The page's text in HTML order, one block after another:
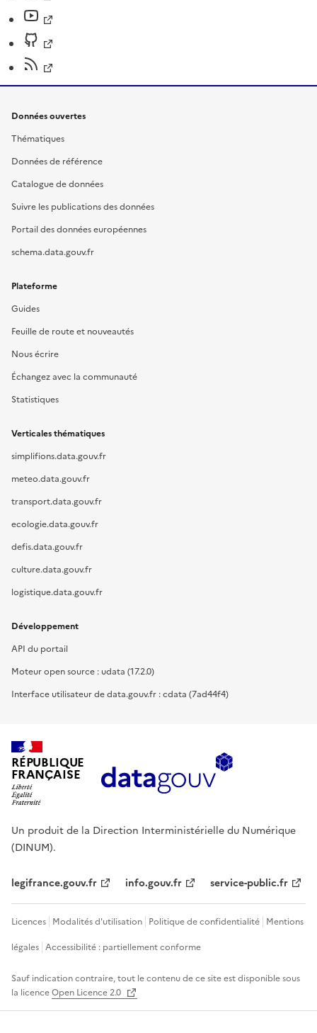
Données ouvertes
Thématiques
Données de référence
Catalogue de données
Suivre les publications des données
Portail des données européennes
schema.data.gouv.fr
Plateforme
Guides
Feuille de route et nouveautés
Nous écrire
Échangez avec la communauté
Statistiques
Verticales thématiques
simplifions.data.gouv.fr
meteo.data.gouv.fr
transport.data.gouv.fr
ecologie.data.gouv.fr
defis.data.gouv.fr
culture.data.gouv.fr
logistique.data.gouv.fr
Développement
API du portail
Moteur open source : udata (17.2.0)
Interface utilisateur de data.gouv.fr : cdata (7ad44f4)
RÉPUBLIQUE
FRANÇAISE
Un produit de la Direction Interministérielle du Numérique
(DINUM).
legifrance.gouv.fr info.gouv.fr service-public.fr
Licences Modalités d'utilisation Politique de confidentialité Mentions
légales Accessibilité : partiellement conforme
Sauf indication contraire, tout le contenu de ce site est disponible sous
la licenceOpen Licence 2.0